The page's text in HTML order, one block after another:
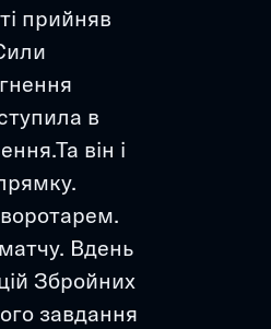
прийняв
в
він і
Вдень
Збройних
завдання